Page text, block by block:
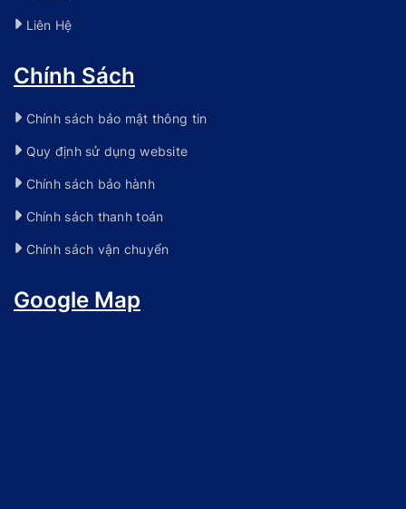
Liên Hệ
Chính Sách
Chính sách bảo mật thông tin
Quy định sử dụng website
Chính sách bảo hành
Chính sách thanh toán
Chính sách vận chuyển
Google Map